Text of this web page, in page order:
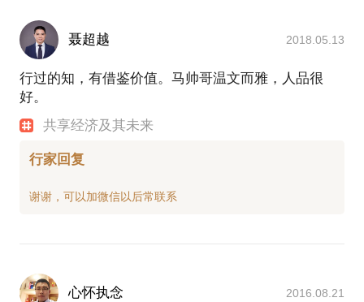
聂超越 2018.05.13
行过的知，有借鉴价值。马帅哥温文而雅，人品很
好。
共享经济及其未来
行家回复
心怀执念 2016.08.21